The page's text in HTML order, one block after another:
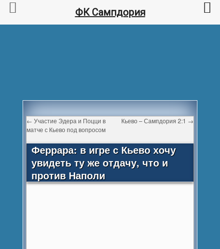
← Участие Эдера и Поцци в
матче с Кьево под вопросом
Кьево – Сампдория 2:1 →
Феррара: в игре с Кьево хочу
увидеть ту же отдачу, что и
против Наполи
ФК Сампдория